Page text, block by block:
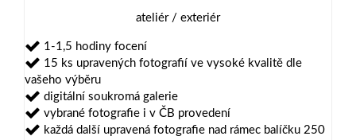
ateliér / exteriér
1-1,5 hodiny focení
15 ks upravených fotografií ve vysoké kvalitě dle
vašeho výběru
digitální soukromá galerie
vybrané fotografie i v ČB provedení
každá další upravená fotografie nad rámec balíčku 250